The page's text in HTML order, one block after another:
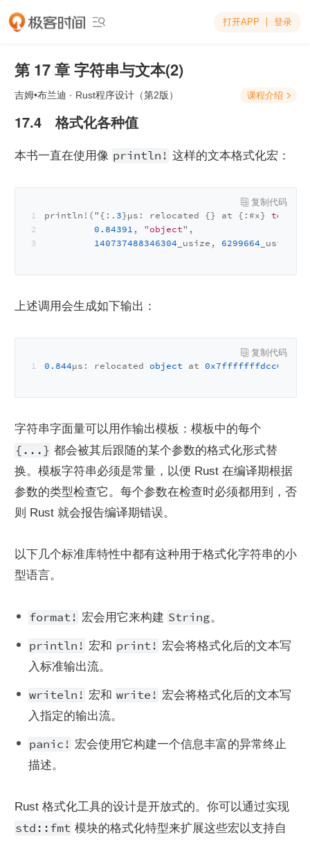
 打开APP 登录
第 17 章 字符串与文本(2)
吉姆•布兰迪 · Rust程序设计（第2版） 课程介绍 
17.4　格式化各种值
本书一直在使用像 println! 这样的文本格式化宏：
println!("{:. 3}μs: relocated {} at {:#x} to
0.84391 , "object",
140737488346304 _usize, 6299664 _usize,
上述调用会生成如下输出：
0.844μs: relocated object at 0x7fffffffdcc0
{...} 都会被其后跟随的某个参数的格式化形式替
换。模板字符串必须是常量，以便 Rust 在编译期根据
参数的类型检查它。每个参数在检查时必须都用到，否
则 Rust 就会报告编译期错误。
以下几个标准库特性中都有这种用于格式化字符串的小
型语言。
format! 宏会用它来构建 String。
println! 宏和 print! 宏会将格式化后的文本写
入标准输出流。
writeln! 宏和 write! 宏会将格式化后的文本写
入指定的输出流。
panic! 宏会使用它构建一个信息丰富的异常终止
描述。
std::fmt 模块的格式化特型来扩展这些宏以支持自